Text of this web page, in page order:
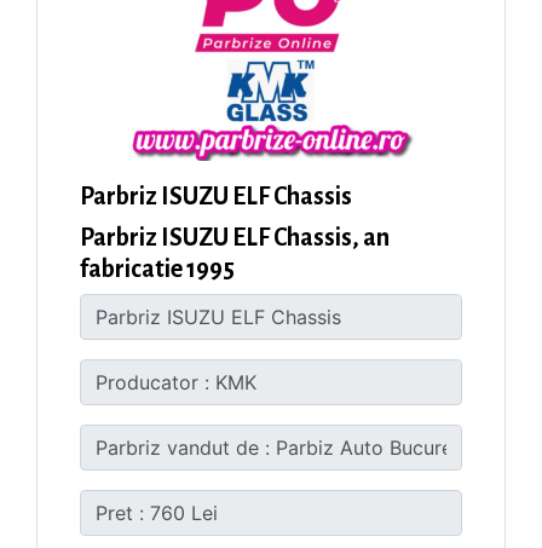
Parbriz ISUZU ELF Chassis
Parbriz ISUZU ELF Chassis, an
fabricatie 1995